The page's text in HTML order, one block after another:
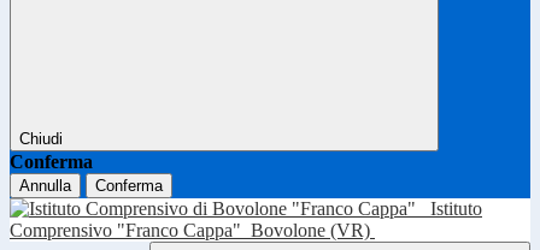
Chiudi
Conferma
Annulla Conferma
Istituto
Comprensivo "Franco Cappa" Bovolone (VR)